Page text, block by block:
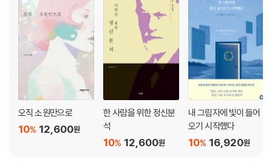
교: 내 스타일 찾기 · 괴물: 두 번의 탈출 · 텅 빈 주차장: 덤벙이의 하루 · 살
을 파고드는 벌레: 인내가 필요한 시간 · 식사 테이블: 고립을 끝내며 · 차
수리: 새로운 삶을 시작하는 사람들 · 맛있는 커피: 근육 운동 · 시계 수리:
과거 수선 · 아픈 엄마: 간호와 구출 · 삶을 즐기는 사람: 대극의 태도 · 폐허
가 된 도시: 멀리서 보면 비극, 가까이에서 보면 희극 · 아물지 않는 상처:
함께 하는 기도 · 세상의 끝: 전투
04. 주변에서 중심으로 : 삶의 주인공이 되어가는 여정
아무도 모르는 소녀: 나와의 대화 · 광운대 입학: 변화의 시간 · 시상식: 내
무대 · 여신의 충고: 순수한 마음 · 부은 눈: 인자한 위로 · 내 자리는 17번:
결석 · 학회 발표: 내 자리에서 식사하기 · 아이유 씨: I See You · 줌: 단절
오직 소원만으로
12,600원
10%
한 사람을 위한 정신분
석
12,600원
10%
내 그림자에 빛이 들어
오기 시작했다
16,920원
10%